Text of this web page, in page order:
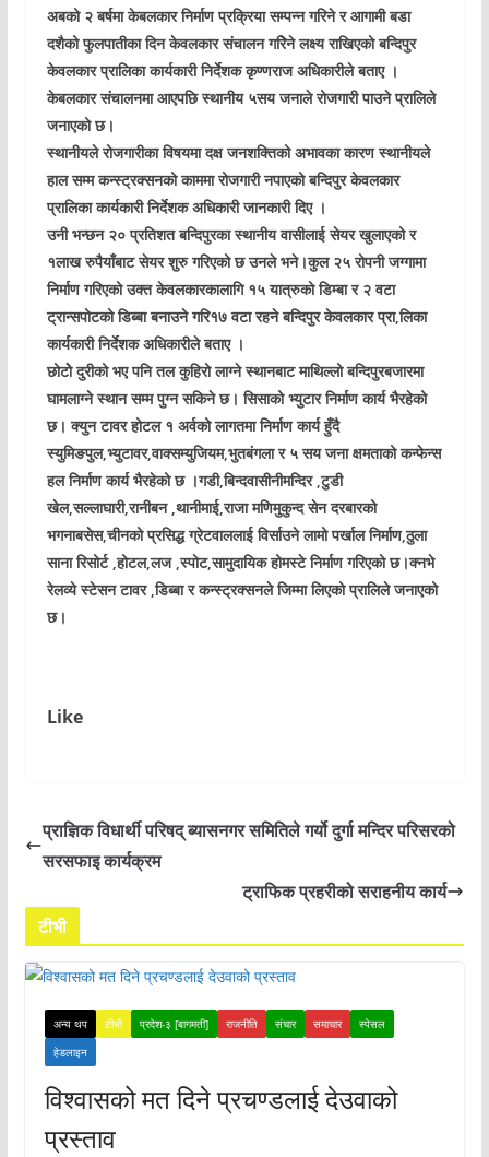
अबको २ बर्षमा केबलकार निर्माण प्रक्रिया सम्पन्न गरिने र आगामी बडा
दशैको फुलपातीका दिन केवलकार संचालन गरिेने लक्ष्य राखिएको बन्दिपुर
केवलकार प्रालिका कार्यकारी निर्देशक कृण्णराज अधिकारीले बताए ।
केबलकार संचालनमा आएपछि स्थानीय ५सय जनाले रोजगारी पाउने प्रालिले
जनाएको छ।
स्थानीयले रोजगारीका विषयमा दक्ष जनशक्तिको अभावका कारण स्थानीयले
हाल सम्म कन्स्ट्रक्सनको काममा रोजगारी नपाएको बन्दिपुर केवलकार
प्रालिका कार्यकारी निर्देशक अधिकारी जानकारी दिए ।
उनी भन्छन २० प्रतिशत बन्दिपुरका स्थानीय वासीलाई सेयर खुलाएको र
१लाख रुपैयाँबाट सेयर शुरु गरिएको छ उनले भने।कुल २५ रोपनी जग्गामा
निर्माण गरिएको उक्त केवलकारकालागि १५ यात्रुको डिम्बा र २ वटा
ट्रान्सपोटको डिब्बा बनाउने गरि१७ वटा रहने बन्दिपुर केवलकार प्रा,लिका
कार्यकारी निर्देशक अधिकारीले बताए ।
छोटोे दुरीको भए पनि तल कुहिरो लाग्ने स्थानबाट माथिल्लो बन्दिपुरबजारमा
घामलाग्ने स्थान सम्म पुग्न सकिने छ। सिसाको भ्युटार निर्माण कार्य भैरहेको
छ। क्युन टावर होटल १ अर्वको लागतमा निर्माण कार्य हुँदै
स्युमिङपुल,भ्युटावर,वाक्सम्युजियम,भुतबंगला र ५ सय जना क्षमताको कन्फेन्स
हल निर्माण कार्य भैरहेको छ ।गडी,बिन्दवासीनीमन्दिर ,टुडी
खेल,सल्लाघारी,रानीबन ,थानीमाई,राजा मणिमुकुन्द सेन दरबारको
भगनाबसेस,चीनको प्रसिद्ध ग्रेटवाललाई विर्साउने लामो पर्खाल निर्माण,ठुला
साना रिसोर्ट ,होटल,लज ,स्पोट,सामुदायिक होमस्टे निर्माण गरिएको छ।क्नभे
रेलव्ये स्टेसन टावर ,डिब्बा र कन्स्ट्रक्सनले जिम्मा लिएको प्रालिले जनाएको
छ।
Like
प्राज्ञिक विधार्थी परिषद् ब्यासनगर समितिले गर्यो दुर्गा मन्दिर परिसरको
सरसफाइ कार्यक्रम
ट्राफिक प्रहरीको सराहनीय कार्य
टीभी
अन्य थप टीभी प्रदेश-३ [बागमती] राजनीति संचार समाचार
स्पेसल
हेडलाइन
विश्वासको मत दिने प्रचण्डलाई देउवाको
प्रस्ताव